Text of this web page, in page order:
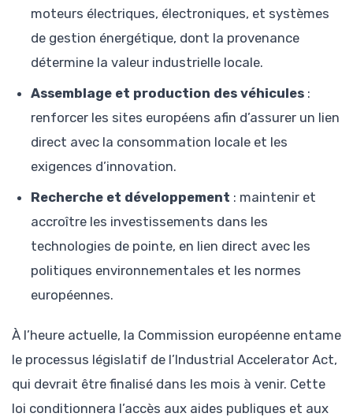
moteurs électriques, électroniques, et systèmes
de gestion énergétique, dont la provenance
détermine la valeur industrielle locale.
Assemblage et production des véhicules :
renforcer les sites européens afin d’assurer un lien
direct avec la consommation locale et les
exigences d’innovation.
Recherche et développement : maintenir et
accroître les investissements dans les
technologies de pointe, en lien direct avec les
politiques environnementales et les normes
européennes.
À l’heure actuelle, la Commission européenne entame
le processus législatif de l’Industrial Accelerator Act,
qui devrait être finalisé dans les mois à venir. Cette
loi conditionnera l’accès aux aides publiques et aux